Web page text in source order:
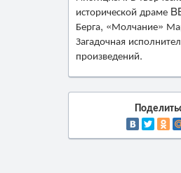
исторической драме
Берга, «Молчание»
Загадочная
произведений.